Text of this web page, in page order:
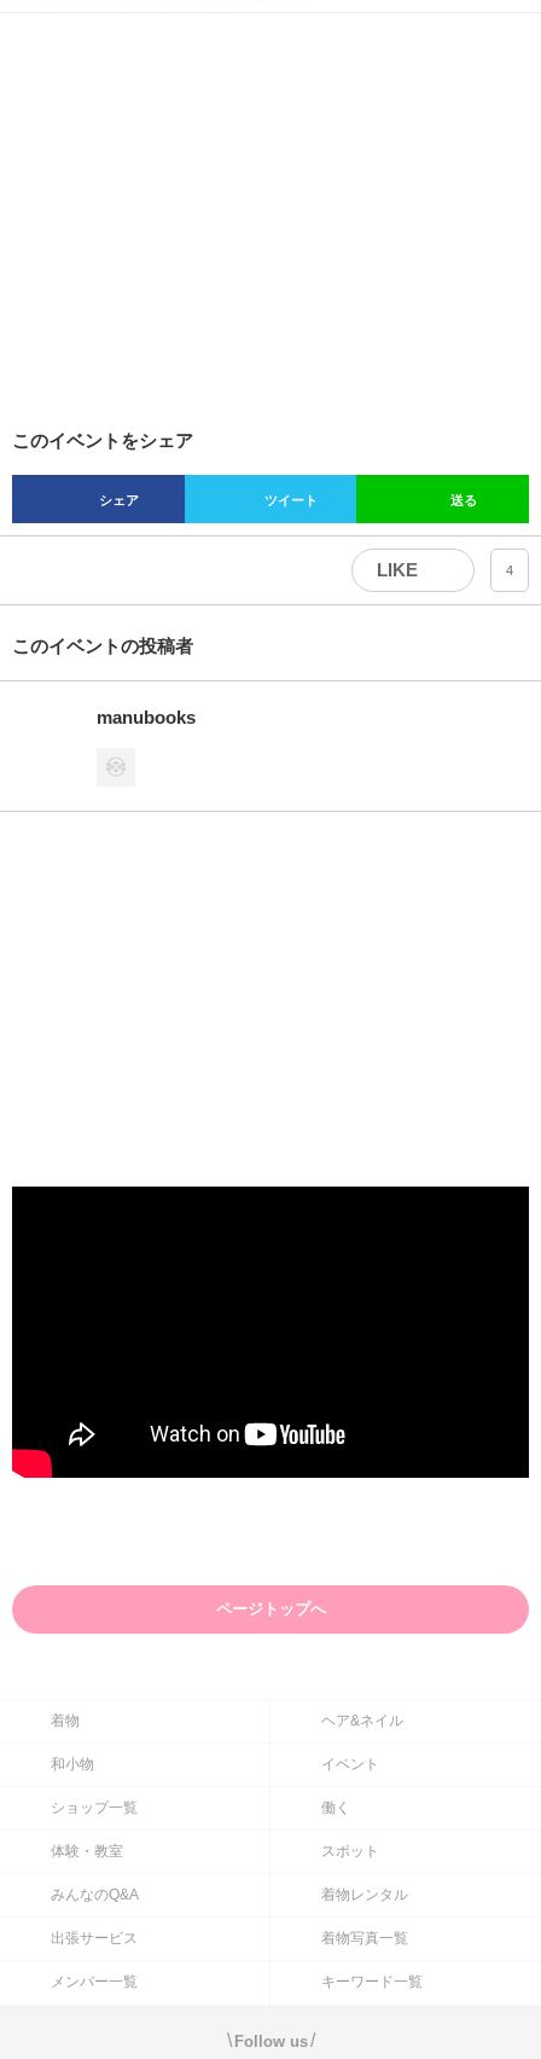
このイベントをシェア
シェア ツイート 送る
LIKE 4
このイベントの投稿者
manubooks
ページトップへ
着物 ヘア&ネイル
和小物 イベント
ショップ一覧 働く
体験・教室 スポット
みんなのQ&A 着物レンタル
出張サービス 着物写真一覧
メンバー一覧 キーワード一覧
\ Follow us/